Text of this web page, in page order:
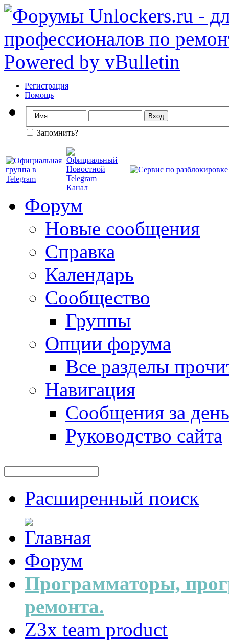
Регистрация
Помощь
Запомнить?
Форум
Новые сообщения
Справка
Календарь
Сообщество
Группы
Опции форума
Все разделы
Навигация
Сообщения за день
Руководство сайта
Расширенный поиск
Форум
Программаторы,
ремонта.
Z3x team product